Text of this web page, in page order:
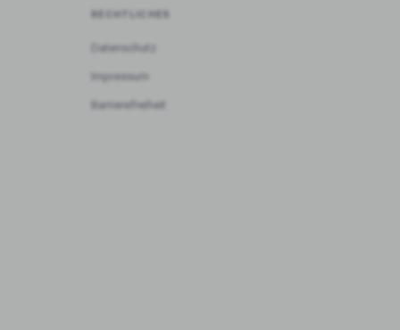
RECHTLICHES
Datenschutz
Impressum
Barrierefreiheit